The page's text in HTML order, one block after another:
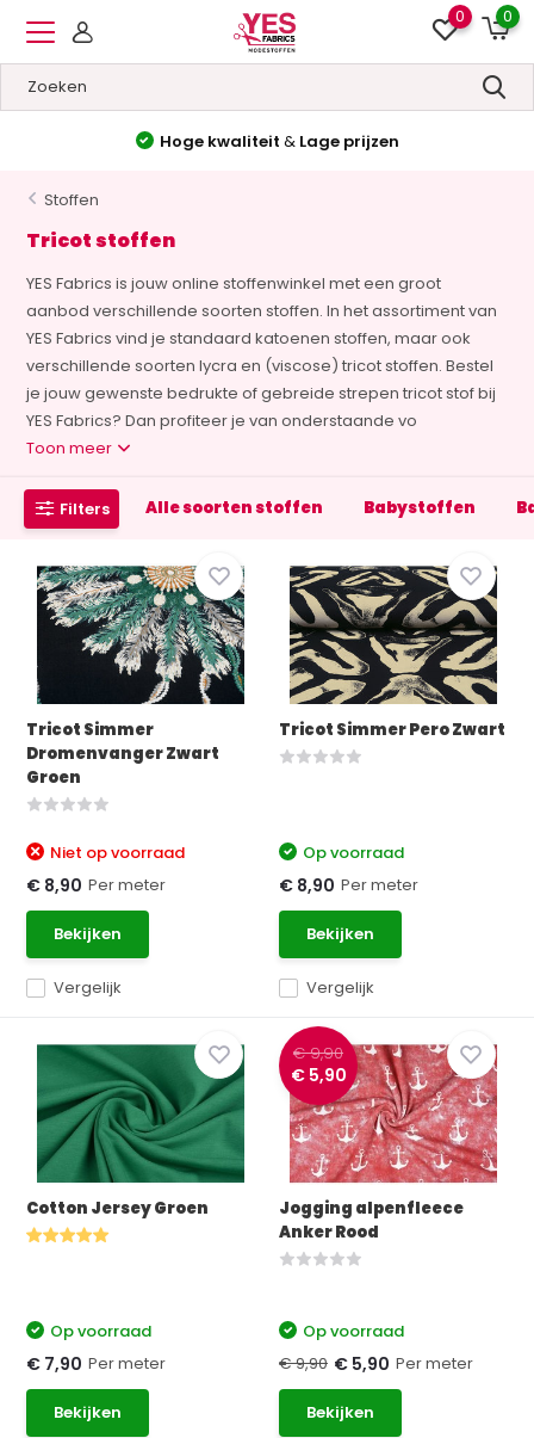
0 0
Hoge kwaliteit & Lage prijzen
Stoffen
Tricot stoffen
YES Fabrics is jouw online stoffenwinkel met een groot
aanbod verschillende soorten stoffen. In het assortiment van
YES Fabrics vind je standaard katoenen stoffen, maar ook
verschillende soorten lycra en (viscose) tricot stoffen. Bestel
je jouw gewenste bedrukte of gebreide strepen tricot stof bij
YES Fabrics? Dan profiteer je van onderstaande vo
Toon meer
Filters Alle soorten stoffen Babystoffen
Tricot Simmer
Dromenvanger Zwart
Groen
Vergelijk
Niet op voorraad
€ 8,90 Per meter
Bekijken
Tricot Simmer Pero Zwart
Vergelijk
Op voorraad
€ 8,90 Per meter
Bekijken
Cotton Jersey Groen
Op voorraad
€ 7,90 Per meter
Bekijken
€ 9,90
€ 5,90
Jogging alpenfleece
Anker Rood
Op voorraad
€ 9,90 € 5,90 Per meter
Bekijken